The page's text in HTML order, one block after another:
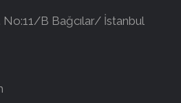
B Bağcılar/ İstanbul